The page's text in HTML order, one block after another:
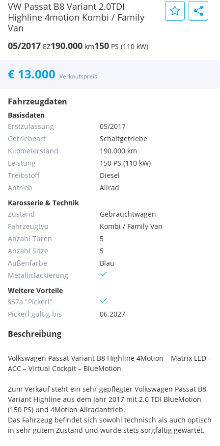
VW Passat B8 Variant 2.0TDI
Highline 4motion Kombi / Family
Van
05/2017 EZ190.000 km150 PS (110 kW)
€ 13.000 Verkaufspreis
Fahrzeugdaten
Basisdaten
Erstzulassung
05/2017
Getriebeart
Schaltgetriebe
Kilometerstand
190.000 km
Leistung
150 PS (110 kW)
Treibstoff
Diesel
Antrieb
Allrad
Karosserie & Technik
Zustand
Gebrauchtwagen
Fahrzeugtyp
Kombi / Family Van
Anzahl Türen
5
Anzahl Sitze
5
Außenfarbe
Blau
Metallic­lackierung
Weitere Vorteile
§57a "Pickerl"
Pickerl gültig bis
06.2027
Beschreibung
Volkswagen Passat Variant B8 Highline 4Motion – Matrix LED –
ACC – Virtual Cockpit – BlueMotion
Zum Verkauf steht ein sehr gepflegter Volkswagen Passat B8
Variant Highline aus dem Jahr 2017 mit 2.0 TDI BlueMotion
(150 PS) und 4Motion Allradantrieb.
Das Fahrzeug befindet sich sowohl technisch als auch optisch
in sehr gutem Zustand und wurde stets sorgfältig gewartet.